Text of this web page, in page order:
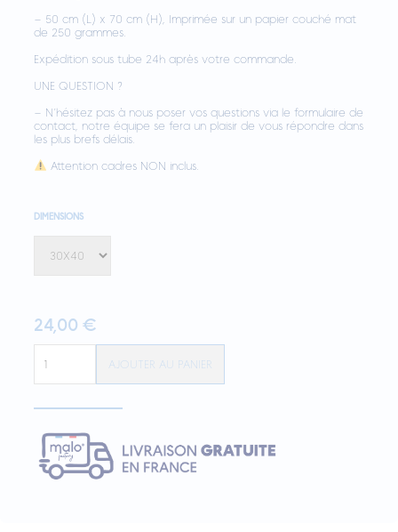
– 50 cm (L) x 70 cm (H), Imprimée sur un papier couché mat
de 250 grammes.
Expédition sous tube 24h après votre commande.
UNE QUESTION ?
– N’hésitez pas à nous poser vos questions via le formulaire de
contact, notre équipe se fera un plaisir de vous répondre dans
les plus brefs délais.
Attention cadres NON inclus.
DIMENSIONS
24,00€
de
Affiche
Traditionnelle"
AJOUTER AU PANIER